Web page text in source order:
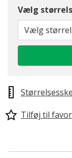
Vælg
Vælg
Tilføj til